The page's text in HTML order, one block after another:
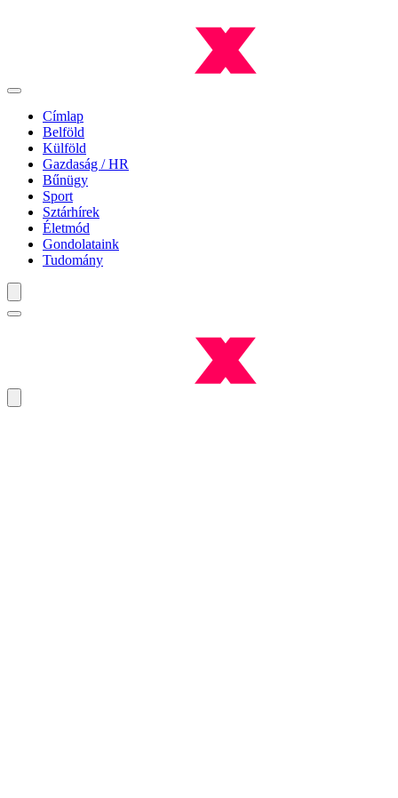
Címlap
Belföld
Külföld
Gazdaság / HR
Bűnügy
Sport
Sztárhírek
Életmód
Gondolataink
Tudomány